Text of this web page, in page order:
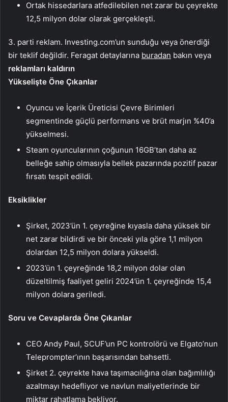
Ortak hissedarlara atfedilebilen net zarar bu çeyrekte
12,5 milyon dolar olarak gerçekleşti.
3. parti reklam. Investing.com’un sunduğu veya önerdiği
bir teklif değildir. Feragat detaylarına buradan bakın veya
reklamları kaldırın
Yükselişte Öne Çıkanlar
Oyuncu ve İçerik Üreticisi Çevre Birimleri
segmentinde güçlü performans ve brüt marjın %40’a
yükselmesi.
Steam oyuncularının çoğunun 16GB’tan daha az
belleğe sahip olmasıyla bellek pazarında pozitif pazar
fırsatı tespit edildi.
Eksiklikler
Şirket, 2023’ün 1. çeyreğine kıyasla daha yüksek bir
net zarar bildirdi ve bir önceki yıla göre 1,1 milyon
dolardan 12,5 milyon dolara yükseldi.
2023’ün 1. çeyreğinde 18,2 milyon dolar olan
düzeltilmiş faaliyet geliri 2024’ün 1. çeyreğinde 15,4
milyon dolara geriledi.
Soru ve Cevaplarda Öne Çıkanlar
CEO Andy Paul, SCUF’un PC kontrolörü ve Elgato’nun
Teleprompter’ının başarısından bahsetti.
Şirket 2. çeyrekte hava taşımacılığına olan bağımlılığı
azaltmayı hedefliyor ve navlun maliyetlerinde bir
miktar rahatlama bekliyor.